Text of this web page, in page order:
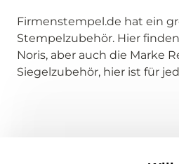
Firmenstempel.de hat ein
Stempelzubehör. Hier
Noris, aber auch die Marke
Siegelzubehör, hier ist für